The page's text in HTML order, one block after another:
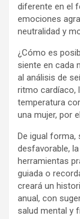
diferente en el
emociones
neutralidad y
¿Cómo es
siente en cada
al análisis de
ritmo cardíaco,
temperatura
una mujer, por
De igual
desfavorable,
herramientas
guiada o
creará un
anual, con
salud mental y